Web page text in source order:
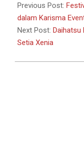
04-
30
Previous Post:
dalam Karisma
Next Post: Daihatsu
Setia Xenia